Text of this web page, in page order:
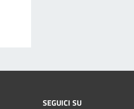
SEGUICI SU